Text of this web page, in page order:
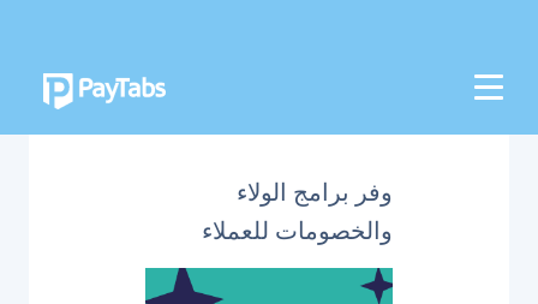
المنتجات
تطبيق بايمز الشامل
وفر برامج الولاء
والخصومات للعملاء